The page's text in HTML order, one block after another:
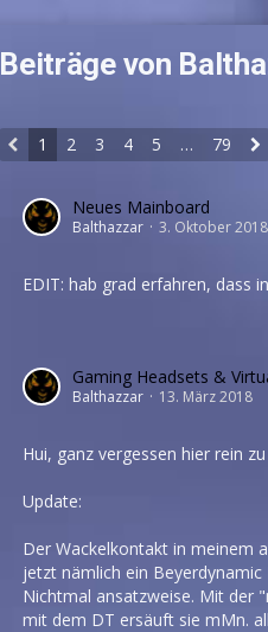
Beiträge von
1 2 3 4 5 … 79
Neues Mainboard
Balthazzar 3. Oktober 2018
EDIT: hab grad erfahren, dass
Gaming Headsets &
Balthazzar 13. März 2018
Hui, ganz vergessen hier rein
Update:
Der Wackelkontakt in meinem
jetzt nämlich ein
Nichtmal ansatzweise. Mit der
mit dem DT ersäuft sie mMn.